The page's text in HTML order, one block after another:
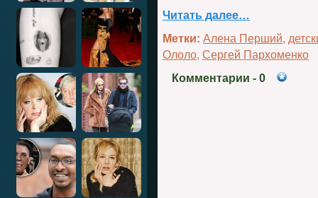
Читать далее…
Метки: Алена Перший,
Ололо, Сергей Пархоменко
Комментарии - 0